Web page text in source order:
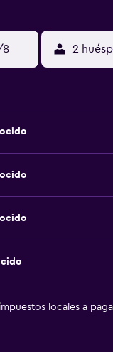
8 2
locales a